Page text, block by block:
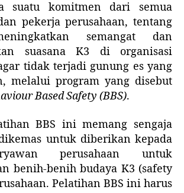
suatu komitmen dari semua
pekerja perusahaan, tentang
semangat dan
suasana K3 di organisasi
tidak terjadi gunung es yang
melalui program yang disebut
Based Safety (BBS).
BBS ini memang sengaja
untuk diberikan kepada
perusahaan untuk
benih-benih budaya K3 (safety
Pelatihan BBS ini harus